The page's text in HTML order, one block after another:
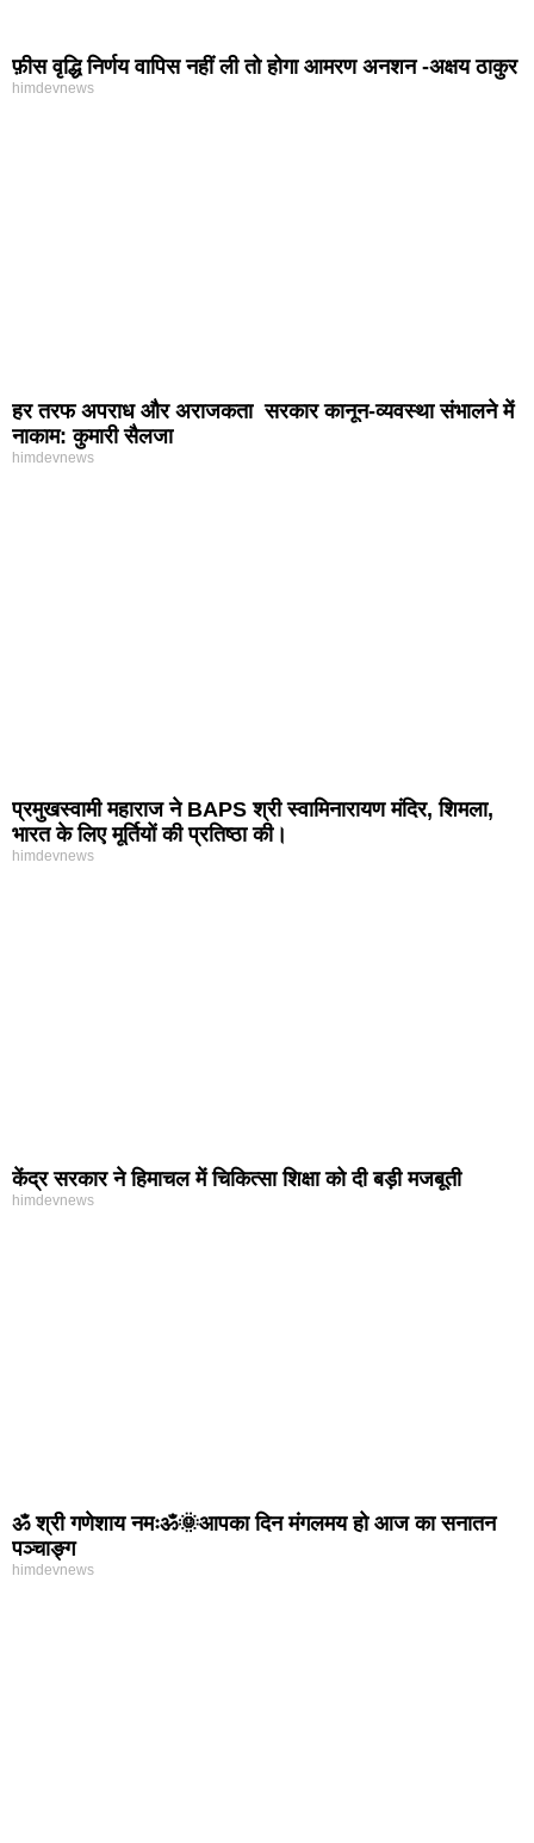
फ़ीस वृद्धि निर्णय वापिस नहीं ली तो होगा आमरण अनशन -अक्षय ठाकुर
himdevnews
हर तरफ अपराध और अराजकता सरकार कानून-व्यवस्था संभालने में
नाकाम: कुमारी सैलजा
himdevnews
प्रमुखस्वामी महाराज ने BAPS श्री स्वामिनारायण मंदिर, शिमला,
भारत के लिए मूर्तियों की प्रतिष्ठा की।
himdevnews
केंद्र सरकार ने हिमाचल में चिकित्सा शिक्षा को दी बड़ी मजबूती
himdevnews
ॐ श्री गणेशाय नमःॐ🌞आपका दिन मंगलमय हो आज का सनातन
पञ्चाङ्ग
himdevnews